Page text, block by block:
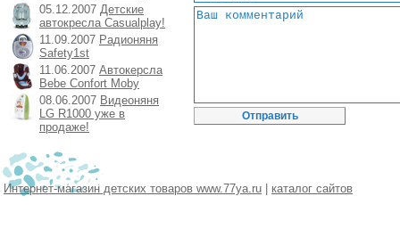
05.12.2007 Детские
автокресла Casualplay!
11.09.2007 Радионяня
Safety1st
11.06.2007 Автокерсла
Bebe Confort Moby
08.06.2007 Видеоняня
LG R1000 уже в
продаже!
Интернет-магазин детских товаров www.77ya.ru каталог сайтов